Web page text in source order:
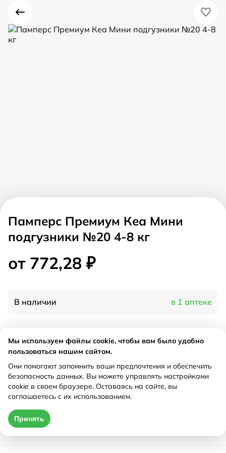
Памперс Премиум Кеа Мини
подгузники №20 4-8 кг
от 772,28 ₽
В наличии в 1 аптеке
Характеристики
Рецепт
Не требуется
от 772,28 ₽
Мы используем файлы cookie, чтобы вам было удобно
пользоваться нашим сайтом.
Они помогают запомнить ваши предпочтения и обеспечить
безопасность данных. Вы можете управлять настройками
cookie в своем браузере. Оставаясь на сайте, вы
соглашаетесь с их использованием.
Принять